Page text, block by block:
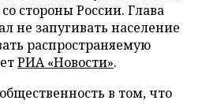
стороны России. Глава
не запугивать население
распространяемую
РИА «Новости».
в том, что